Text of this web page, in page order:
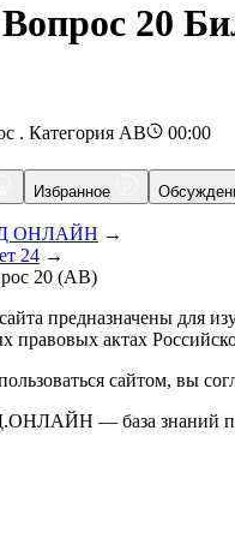
20
. Категория AB 00:00
Избранное
ОНЛАЙН →
24 →
20 (AB)
предназначены для
правовых актах
сайтом, вы
— база знаний